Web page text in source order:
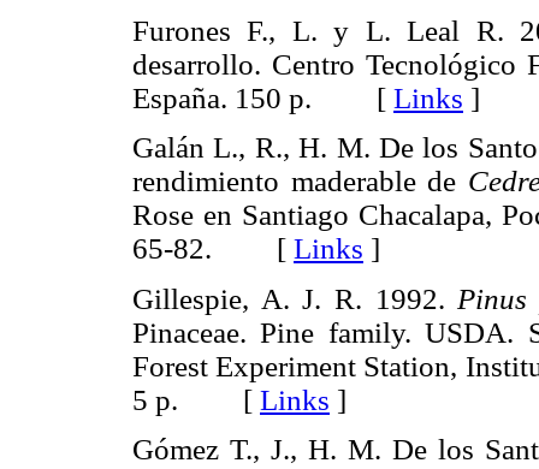
Furones F., L. y L. Leal R.
desarrollo. Centro Tecnológico
España. 150 p. [ Links ]
Galán L., R., H. M. De los
rendimiento maderable de
Rose en Santiago Chacalapa,
65-82. [ Links ]
Gillespie, A. J. R. 1992.
Pinaceae. Pine family. USDA.
Forest Experiment Station,
5 p. [ Links ]
Gómez T., J., H. M. De los